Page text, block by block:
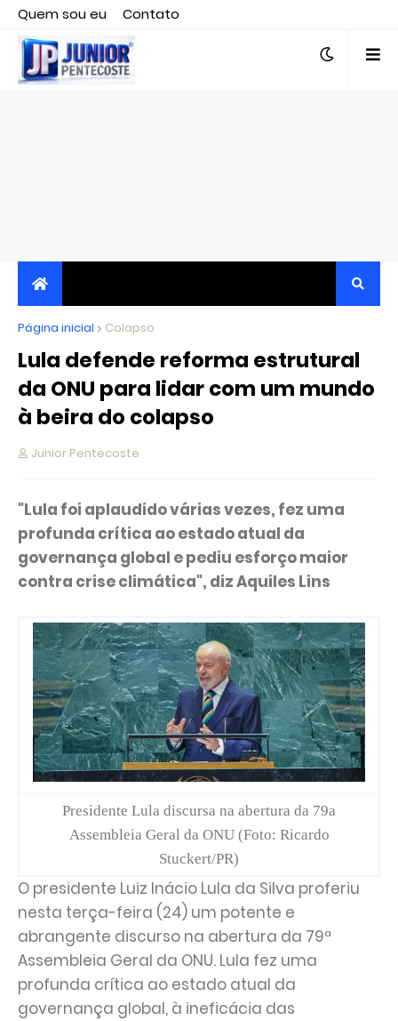
Quem sou eu
Contato
Editor responsável, jornalista Clovis Almeida.
JORNALISMO INDEPENDENTE, TRANSPARENTE E
CRÍTICO
Página inicial Colapso
Lula defende reforma estrutural
da ONU para lidar com um mundo
à beira do colapso
Junior Pentecoste
"Lula foi aplaudido várias vezes, fez uma
profunda crítica ao estado atual da
governança global e pediu esforço maior
contra crise climática", diz Aquiles Lins
Presidente Lula discursa na abertura da 79a
Assembleia Geral da ONU (Foto: Ricardo
Stuckert/PR)
O presidente Luiz Inácio Lula da Silva proferiu
nesta terça-feira (24) um potente e
abrangente discurso na abertura da 79ª
Assembleia Geral da ONU. Lula fez uma
profunda crítica ao estado atual da
governança global, à ineficácia das